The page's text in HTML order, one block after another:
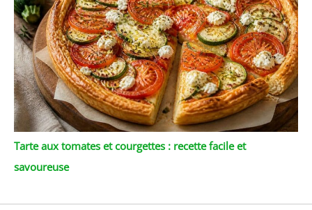
Tarte aux tomates et courgettes : recette facile et
savoureuse